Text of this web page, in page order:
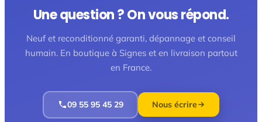
Une question ? On vous répond.
Neuf et reconditionné garanti, dépannage et conseil
humain. En boutique à Signes et en livraison partout
en France.
09 55 95 45 29 Nous écrire